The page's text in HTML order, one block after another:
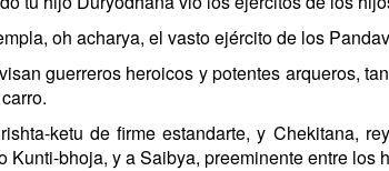
oh acharya, el vasto ejército de los
guerreros heroicos y potentes arqueros,
ketu de firme estandarte, y Chekitana,
Kunti-bhoja, y a Saibya, preeminente entre los